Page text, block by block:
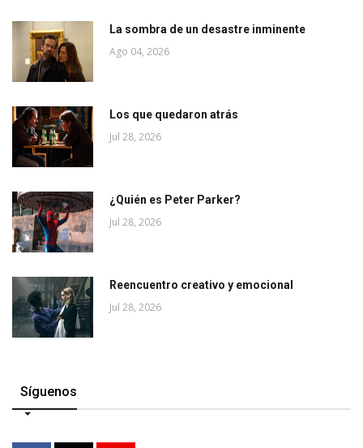
La sombra de un desastre inminente
Ago 04, 2026
Los que quedaron atrás
Jul 28, 2026
¿Quién es Peter Parker?
Jul 28, 2026
Reencuentro creativo y emocional
Jul 28, 2026
Síguenos